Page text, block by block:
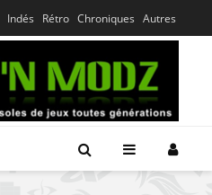
Indés Rétro Chroniques Autres